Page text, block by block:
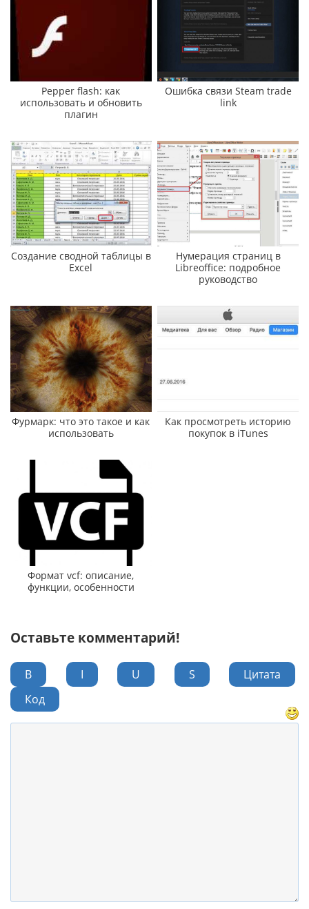
Pepper flash: как
использовать и обновить
плагин
Ошибка связи Steam trade
link
Создание сводной таблицы в
Excel
Нумерация страниц в
Libreoffice: подробное
руководство
Фурмарк: что это такое и как
использовать
Как просмотреть историю
покупок в iTunes
Формат vcf: описание,
функции, особенности
Оставьте комментарий!
B I U S
Цитата
Код